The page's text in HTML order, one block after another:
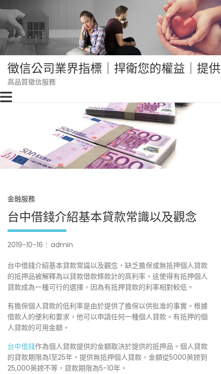
to
content
徵信公司業界指標｜捍衛您的權益｜提
高品質徵信服務
金融服務
台中借錢介紹基本貸款常識以及觀念
2019-10-16 admin
台中借錢介紹基本貸款常識以及觀念，缺乏擔保或無抵押個人貸款
的抵押品被解釋為以貸款借款條款計的高利率。這使得有抵押個人
貸款成為一種可行的選擇，因為有抵押貸款的利率相對較低。
有擔保個人貸款的低利率是由於提供了擔保以供批准的事實。根據
借款人的便利和要求，他可以申請任何一種個人貸款。有抵押的個
人貸款的可用金額。
台中借錢作為個人貸款提供的金額取決於提供的抵押品。個人貸款
的貸款期限為1至25年。提供無抵押個人貸款，金額從5000英鎊到
25,000英鎊不等，貸款期限為5-10年。